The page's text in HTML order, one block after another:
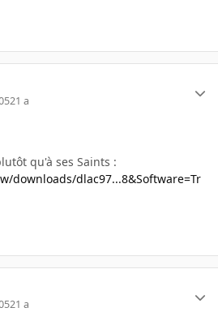
21 a
qu'à ses Saints :
downloads/dlac97...8&Software=Tr
21 a